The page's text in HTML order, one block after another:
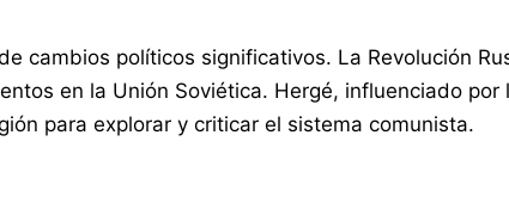
cambios políticos significativos. La Revolución
en la Unión Soviética. Hergé, influenciado
para explorar y criticar el sistema comunista.